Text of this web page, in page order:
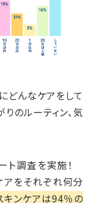
どんなケアをして
のルーティン、気
ト調査を実施！
アをそれぞれ何分
キンケアは94％の